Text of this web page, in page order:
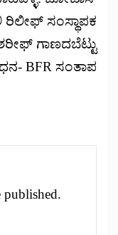
ರಿಲೀಫ್ ಸಂಸ್ಥಾಪಕ
ಶರೀಫ್ ಗಾಣದಬೆಟ್ಟು
BFR ಸಂತಾಪ
published.